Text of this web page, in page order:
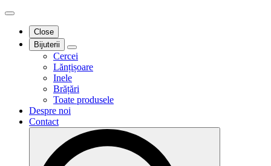
Close
Bijuterii
Cercei
Lănțișoare
Inele
Brățări
Toate produsele
Despre noi
Contact